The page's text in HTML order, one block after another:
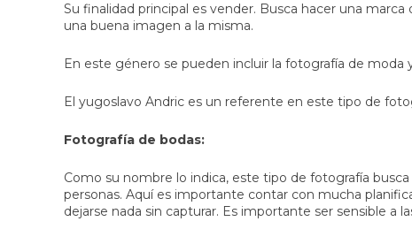
Su finalidad principal es vender. Busca hacer una
una buena imagen a la misma.
En este género se pueden incluir la fotografía de moda
El yugoslavo Andric es un referente en este tipo de
Fotografía de bodas:
Como su nombre lo indica, este tipo de fotografía
personas. Aquí es importante contar con mucha
dejarse nada sin capturar. Es importante ser sensible a